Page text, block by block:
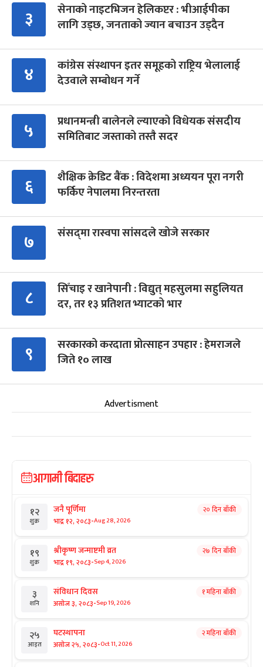
३
सेनाको नाइटभिजन हेलिकप्टर : भीआईपीका
लागि उड्छ, जनताको ज्यान बचाउन उड्दैन
४
कांग्रेस संस्थापन इतर समूहको राष्ट्रिय भेलालाई
देउवाले सम्बोधन गर्ने
५
प्रधानमन्त्री बालेनले ल्याएको विधेयक संसदीय
समितिबाट जस्ताको तस्तै सदर
६
शैक्षिक क्रेडिट बैंक : विदेशमा अध्ययन पूरा नगरी
फर्किए नेपालमा निरन्तरता
७ संसद्‍मा रास्वपा सांसदले खोजे सरकार
८
सिँचाइ र खानेपानी : विद्युत् महसुलमा सहुलियत
दर, तर १३ प्रतिशत भ्याटको भार
९
सरकारको करदाता प्रोत्साहन उपहार : हेमराजले
जिते १० लाख
Advertisment
आगामी बिदाहरु
१२
शुक्र
जनै पूर्णिमा
भाद्र १२, २०८३-Aug 28, 2026
२० दिन बाँकी
१९
शुक्र
श्रीकृष्ण जन्माष्टमी व्रत
भाद्र १९, २०८३-Sep 4, 2026
२७ दिन बाँकी
३
शनि
संविधान दिवस
असोज ३, २०८३-Sep 19, 2026
१ महिना बाँकी
२५
आइत
घटस्थापना
असोज २५, २०८३-Oct 11, 2026
२ महिना बाँकी